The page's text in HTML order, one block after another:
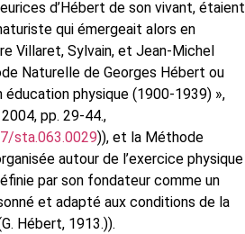
d’Hébert de son vivant, étaient
qui émergeait alors en
Villaret, Sylvain, et Jean-Michel
Naturelle de Georges Hébert ou
éducation physique (1900-1939) »,
pp. 29-44.,
sta.063.0029)), et la Méthode
autour de l’exercice physique
par son fondateur comme un
et adapté aux conditions de la
Hébert, 1913.)).